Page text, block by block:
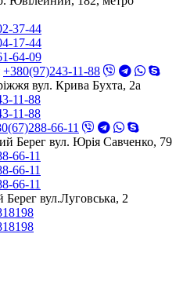
37-44
17-44
64-09
+380(97)243-11-88
вул. Крива Бухта, 2а
11-88
11-88
66-11
Берег вул. Юрія Савченко, 79
66-11
66-11
66-11
Берег вул.Луговська, 2